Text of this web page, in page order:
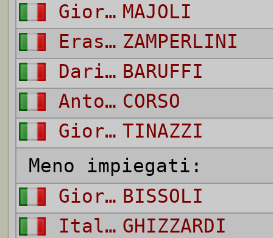
Giorgio MAJOLI
Erasmo ZAMPERLINI
Dario BARUFFI
Antonio CORSO
Giorgio TINAZZI
Meno impiegati:
Giorgio BISSOLI
Italo GHIZZARDI